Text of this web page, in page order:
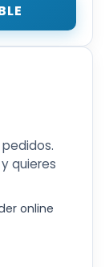
quieres
online